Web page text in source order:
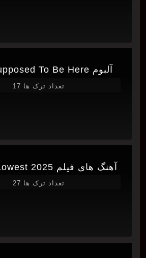
آلبوم I’m Not Supposed To Be Here
تعداد ترک ها 17
آهنگ های فیلم Highest 2 Lowest 2025
تعداد ترک ها 27